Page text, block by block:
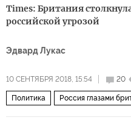
Times: Британия
российской угрозой
Эдвард Лукас
10 СЕНТЯБРЯ 2018, 15:54 20
Политика Россия глазами